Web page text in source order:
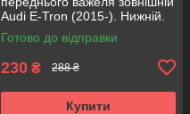
Audi E-Tron (2015-). Нижній.
КОРЕЯ Acsuss! FE175192 ,
VKDS331087
Готово до відправки
230 ₴ 288 ₴
Купити